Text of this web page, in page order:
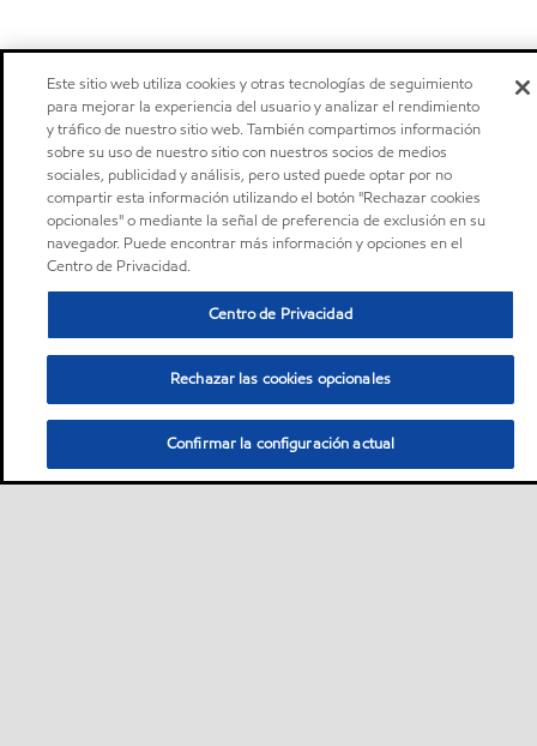
Este sitio web utiliza cookies y otras tecnologías de seguimiento
para mejorar la experiencia del usuario y analizar el rendimiento
y tráfico de nuestro sitio web. También compartimos información
sobre su uso de nuestro sitio con nuestros socios de medios
sociales, publicidad y análisis, pero usted puede optar por no
compartir esta información utilizando el botón "Rechazar cookies
opcionales" o mediante la señal de preferencia de exclusión en su
navegador. Puede encontrar más información y opciones en el
Centro de Privacidad.
Centro de Privacidad
Rechazar las cookies opcionales
Confirmar la configuración actual